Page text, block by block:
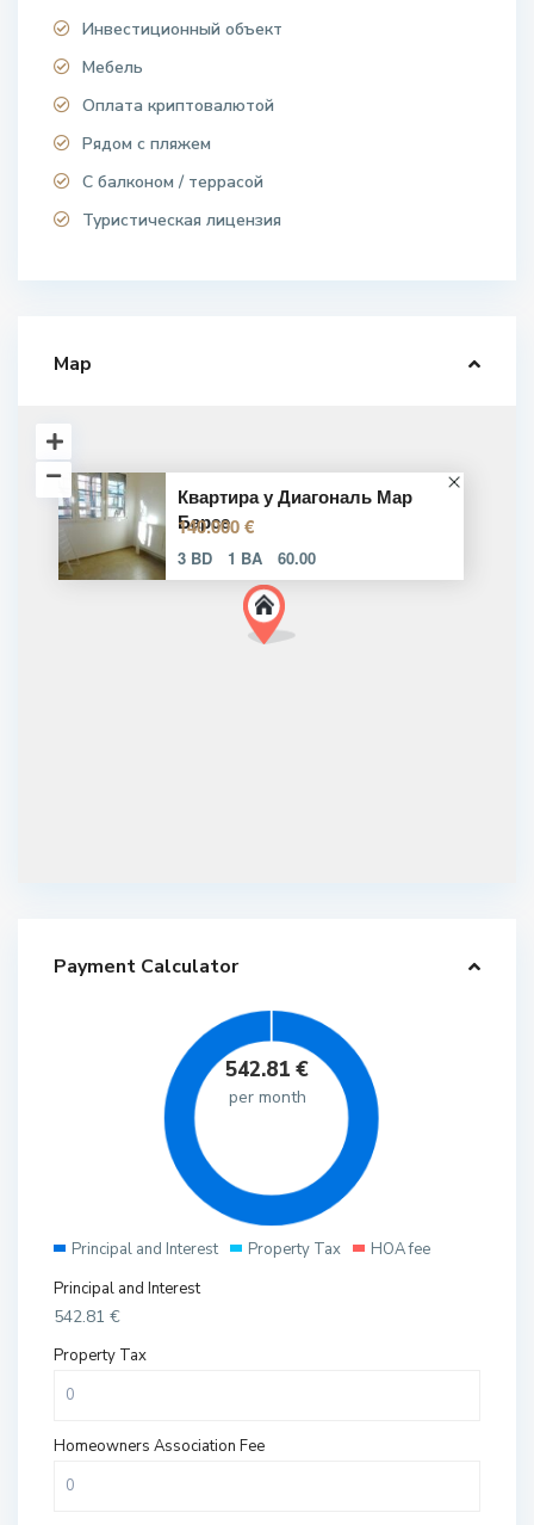
Инвестиционный объект
Мебель
Оплата криптовалютой
Рядом с пляжем
С балконом / террасой
Туристическая лицензия
Map
Квартира у Диагональ Мар
Барсе
140.000 €
3 BD 1 BA 60.00
Payment Calculator
542.81 €
per month
Principal and Interest Property Tax
HOA fee
Principal and Interest
542.81 €
Property Tax
Homeowners Association Fee